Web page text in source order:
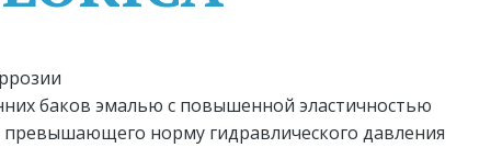
баков эмалью с повышенной эластичностью
норму гидравлического давления